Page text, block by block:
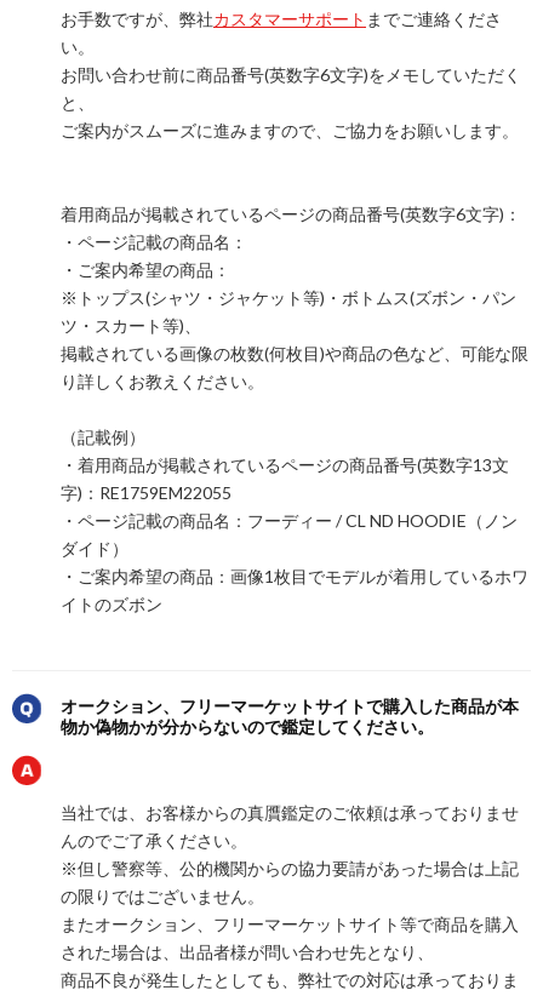
お手数ですが、弊社カスタマーサポート までご連絡くださ
い。
お問い合わせ前に商品番号(英数字6文字)をメモしていただく
と、
ご案内がスムーズに進みますので、ご協力をお願いします。
着用商品が掲載されているページの商品番号(英数字6文字)：
・ページ記載の商品名：
・ご案内希望の商品：
※トップス(シャツ・ジャケット等)・ボトムス(ズボン・パン
ツ・スカート等)、
掲載されている画像の枚数(何枚目)や商品の色など、可能な限
り詳しくお教えください。
（記載例）
・着用商品が掲載されているページの商品番号(英数字13文
字)：RE1759EM22055
・ページ記載の商品名：フーディー / CL ND HOODIE（ノン
ダイド）
・ご案内希望の商品：画像1枚目でモデルが着用しているホワ
イトのズボン
オークション、フリーマーケットサイトで購入した商品が本
物か偽物かが分からないので鑑定してください。
当社では、お客様からの真贋鑑定のご依頼は承っておりませ
んのでご了承ください。
※但し警察等、公的機関からの協力要請があった場合は上記
の限りではございません。
またオークション、フリーマーケットサイト等で商品を購入
された場合は、出品者様が問い合わせ先となり、
商品不良が発生したとしても、弊社での対応は承っておりま